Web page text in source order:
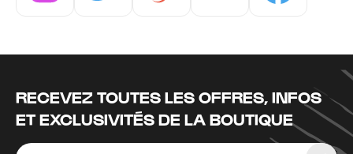
RECEVEZ TOUTES LES OFFRES, INFOS
ET EXCLUSIVITÉS DE LA BOUTIQUE